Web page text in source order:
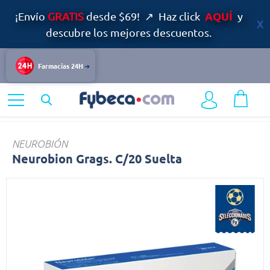
¡Envío GRATISdesde $69! ↗ Haz click AQUÍ y
descubre los mejores descuentos.
Farmacias 24H
Neurobión
NEUROBIÓN
Neurobion Grags. C/20 Suelta